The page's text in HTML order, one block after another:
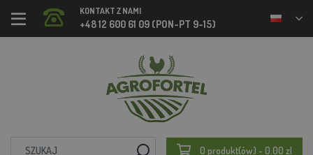
KONTAKT Z NAMI
+48 12 600 61 09 (PON-PT 9-15)
0 produkt(ów) - 0.00 zl